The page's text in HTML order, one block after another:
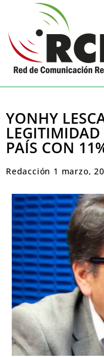
YONHY
LEGITIMIDAD
PAÍS CON
Redacción 1 marzo,